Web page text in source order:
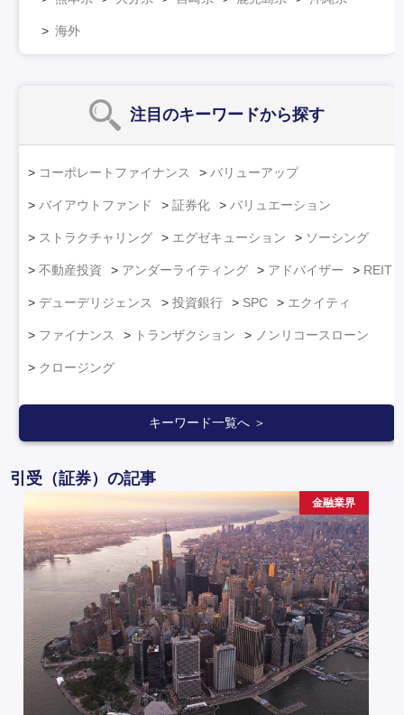
海外
注目のキーワードから探す
コーポレートファイナンス バリューアップ
バイアウトファンド 証券化 バリュエーション
ストラクチャリング エグゼキューション ソーシング
不動産投資 アンダーライティング アドバイザー REIT
デューデリジェンス 投資銀行 SPC エクイティ
ファイナンス トランザクション ノンリコースローン
クロージング
キーワード一覧へ ＞
引受（証券）の記事
金融業界